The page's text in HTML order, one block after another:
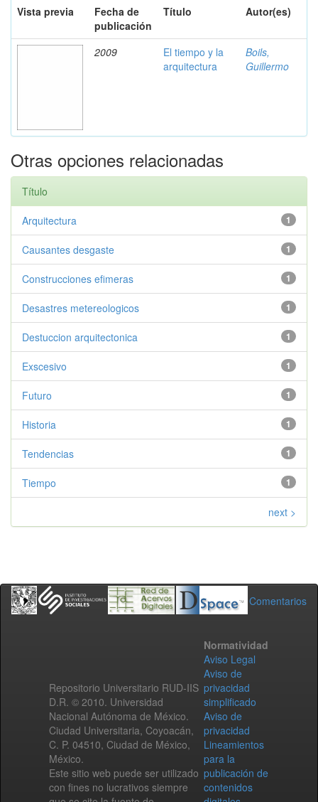
Vista previa
Fecha de
publicación
Título Autor(es)
2009
El tiempo y la
arquitectura
Boils,
Guillermo
Otras opciones relacionadas
Título
1
Arquitectura
1
Causantes desgaste
1
Construcciones efimeras
1
Desastres metereologicos
1
Destuccion arquitectonica
1
Exscesivo
1
Futuro
1
Historia
1
Tendencias
1
Tiempo
next >
Comentarios
Repositorio Universitario RUD-IIS
D.R. © 2010. Universidad
Nacional Autónoma de México.
Ciudad Universitaria, Coyoacán,
C. P. 04510, Ciudad de México,
México.
Este sitio web puede ser utilizado
con fines no lucrativos siempre
Normatividad
Aviso Legal
Aviso de
privacidad
simplificado
Aviso de
privacidad
Lineamientos
para la
publicación de
contenidos